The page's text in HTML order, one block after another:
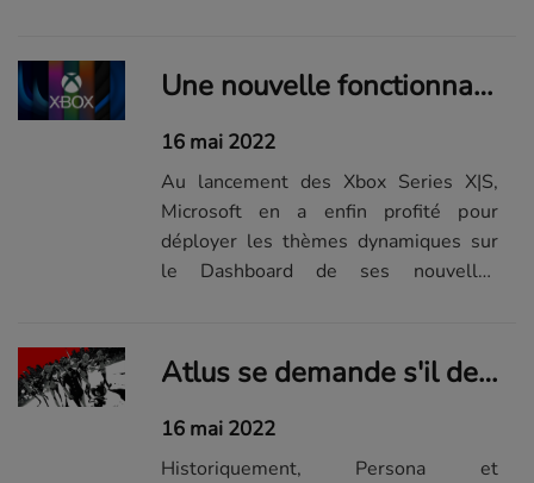
concerne pas la saga Halo, mais bien
une autre franchise culte de l’ère Xbox
360. Indice : fusil et...
Une nouvelle fonctionnalité très sympa pourrait bientôt débarquer sur Xbox
16 mai 2022
Au lancement des Xbox Series X|S,
Microsoft en a enfin profité pour
déployer les thèmes dynamiques sur
le Dashboard de ses nouvelles
écosystème de jeu, en donnant vie à sa
console autrement que par de simples
fonds d’écran statiques....
Atlus se demande s'il devrait sortir le prochain Persona sur Switch et Xbox
16 mai 2022
Historiquement, Persona et